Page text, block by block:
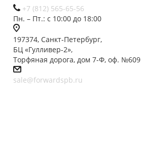
+7 (812) 565-65-56
Пн. – Пт.: с 10:00 до 18:00
197374, Санкт-Петербург,
БЦ «Гулливер-2»,
Торфяная дорога, дом 7-Ф, оф. №609
sale@forwardspb.ru